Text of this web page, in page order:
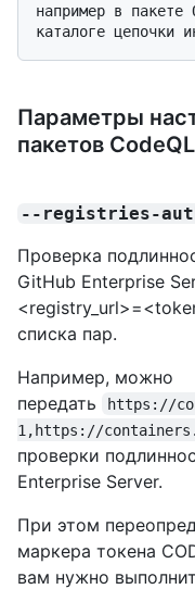
например в пакете
Параметры
пакетов CodeQL
--registries-
Проверка
GitHub Enterprise
списка пар.
Например, можно
передать
https://
1,https://
проверки
Enterprise Server.
При этом
маркера токена
вам нужно